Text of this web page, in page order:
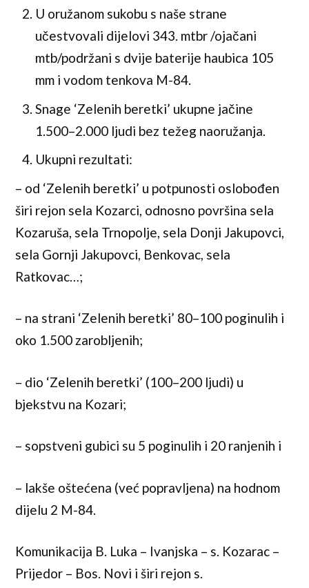
U oružanom sukobu s naše strane
učestvovali dijelovi 343. mtbr /ojačani
mtb/podržani s dvije baterije haubica 105
mm i vodom tenkova M-84.
Snage ‘Zelenih beretki’ ukupne jačine
1.500–2.000 ljudi bez težeg naoružanja.
Ukupni rezultati:
– od ‘Zelenih beretki’ u potpunosti oslobođen
širi rejon sela Kozarci, odnosno površina sela
Kozaruša, sela Trnopolje, sela Donji Jakupovci,
sela Gornji Jakupovci, Benkovac, sela
Ratkovac…;
– na strani ‘Zelenih beretki’ 80–100 poginulih i
oko 1.500 zarobljenih;
– dio ‘Zelenih beretki’ (100–200 ljudi) u
bjekstvu na Kozari;
– sopstveni gubici su 5 poginulih i 20 ranjenih i
– lakše oštećena (već popravljena) na hodnom
dijelu 2 M-84.
Komunikacija B. Luka – Ivanjska – s. Kozarac –
Prijedor – Bos. Novi i širi rejon s.